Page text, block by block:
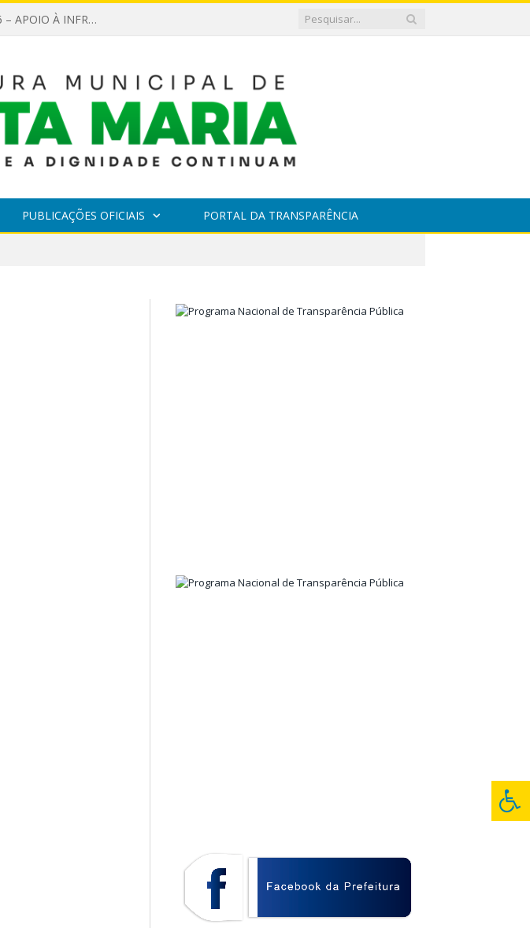
EDITAL DE CHAMAMENTO PÚBLICO Nº 003/2026 – APOIO À INFRAESTRUTURA CULTURAL
PUBLICAÇÕES OFICIAIS PORTAL DA TRANSPARÊNCIA